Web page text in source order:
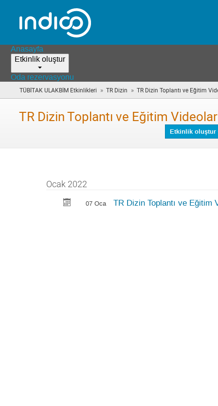
Anasayfa
Etkinlik oluştur
Oda rezervasyonu
TÜBİTAK ULAKBİM Etkinlikleri » TR Dizin » TR Dizin Toplantı ve Eğitim
TR Dizin Toplantı ve Eğitim
Etkinlik oluştur
Ocak 2022
07 Oca TR Dizin Toplantı ve Eğitim